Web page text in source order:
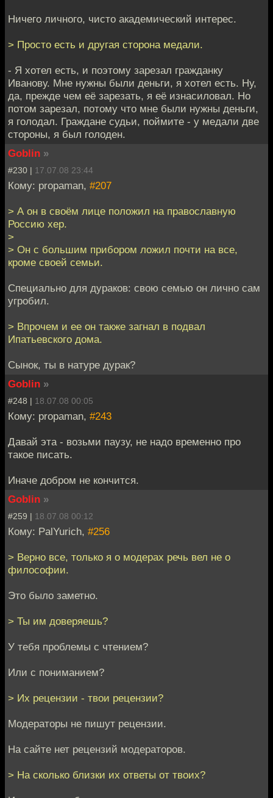
Ничего личного, чисто академический интерес.
> Просто есть и другая сторона медали.
- Я хотел есть, и поэтому зарезал гражданку
Иванову. Мне нужны были деньги, я хотел есть. Ну,
да, прежде чем её зарезать, я её изнасиловал. Но
потом зарезал, потому что мне были нужны деньги,
я голодал. Граждане судьи, поймите - у медали две
стороны, я был голоден.
Goblin »
#230 | 17.07.08 23:44
Кому: propaman, #207
> А он в своём лице положил на православную
Россию хер.
>
> Он с большим прибором ложил почти на все,
кроме своей семьи.
Специально для дураков: свою семью он лично сам
угробил.
> Впрочем и ее он также загнал в подвал
Ипатьевского дома.
Сынок, ты в натуре дурак?
Goblin »
#248 | 18.07.08 00:05
Кому: propaman, #243
Давай эта - возьми паузу, не надо временно про
такое писать.
Иначе добром не кончится.
Goblin »
#259 | 18.07.08 00:12
Кому: PalYurich, #256
> Верно все, только я о модерах речь вел не о
философии.
Это было заметно.
> Ты им доверяешь?
У тебя проблемы с чтением?
Или с пониманием?
> Их рецензии - твои рецензии?
Модераторы не пишут рецензии.
На сайте нет рецензий модераторов.
> На сколько близки их ответы от твоих?